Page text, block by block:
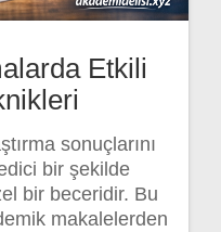
Etkili
sonuçlarını
bir şekilde
bir beceridir. Bu
makalelerden